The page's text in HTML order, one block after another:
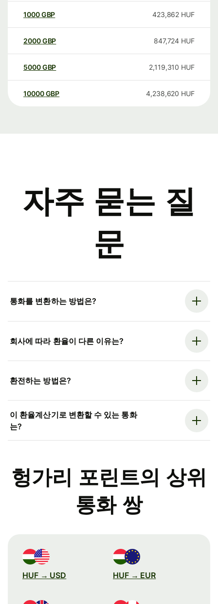
1000GBP 423,862 HUF
2000GBP 847,724 HUF
5000GBP 2,119,310 HUF
10000 GBP 4,238,620 HUF
자주 묻는 질
문
통화를 변환하는 방법은?
회사에 따라 환율이 다른 이유는?
환전하는 방법은?
이 환율계산기로 변환할 수 있는 통화
는?
헝가리 포린트의 상위
통화 쌍
HUF → USD HUF → EUR